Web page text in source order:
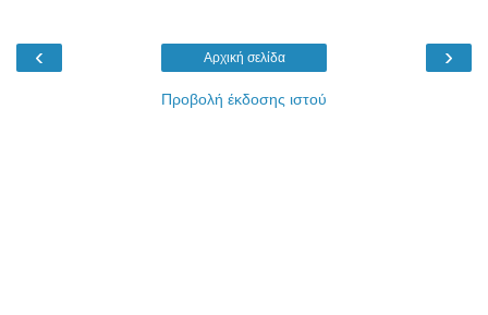
‹ ›
Αρχική σελίδα
Προβολή έκδοσης ιστού